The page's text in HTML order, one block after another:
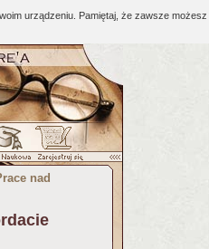
urządzeniu. Pamiętaj, że zawsze możesz
nad